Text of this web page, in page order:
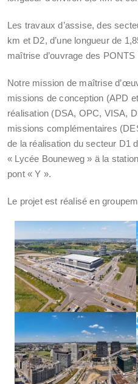
Les travaux d’assise, des
km et D2, d’une longueur de
maîtrise d’ouvrage des
Notre mission de maîtrise
missions de conception (APD
réalisation (DSA, OPC, VISA,
missions complémentaires
de la réalisation du secteur D1
« Lycée Bouneweg » ä la
pont « Y ».
Le projet est réalisé en